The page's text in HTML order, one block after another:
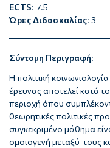
ECTS: 7.5
Ώρες Διδασκαλίας: 3
Σύντομη Περιγραφή:
Η πολιτική
έρευνας αποτελεί κατά
περιοχή όπου
θεωρητικές πολιτικές
συγκεκριμένο μάθημα
ομοιογενή μεταξύ τους